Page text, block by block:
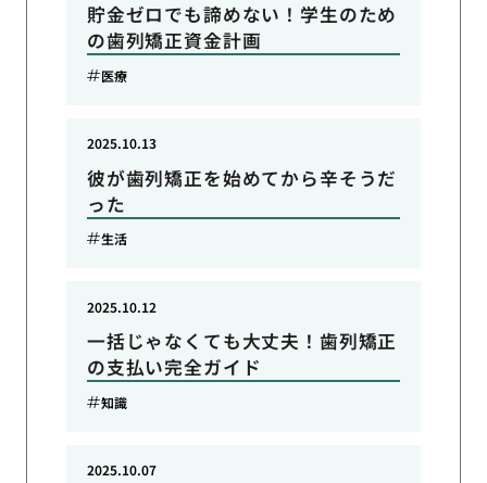
貯金ゼロでも諦めない！学生のため
の歯列矯正資金計画
医療
彼が歯列矯正を始めてから辛そうだ
った
2025.10.13
生活
一括じゃなくても大丈夫！歯列矯正
の支払い完全ガイド
2025.10.12
知識
2025.10.07